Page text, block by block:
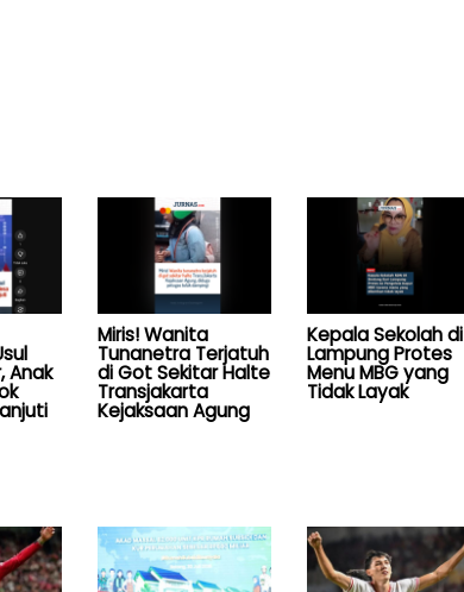
Anak
Miris! Wanita
Tunanetra Terjatuh
di Got Sekitar Halte
Transjakarta
Kejaksaan Agung
Kepala Sekolah di
Lampung Protes
Menu MBG yang
Tidak Layak